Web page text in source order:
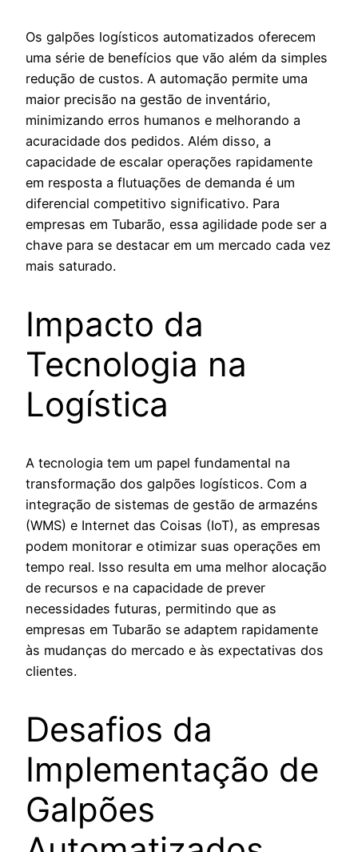
Os galpões logísticos automatizados oferecem
uma série de benefícios que vão além da simples
redução de custos. A automação permite uma
maior precisão na gestão de inventário,
minimizando erros humanos e melhorando a
acuracidade dos pedidos. Além disso, a
capacidade de escalar operações rapidamente
em resposta a flutuações de demanda é um
diferencial competitivo significativo. Para
empresas em Tubarão, essa agilidade pode ser a
chave para se destacar em um mercado cada vez
mais saturado.
Impacto da
Tecnologia na
Logística
A tecnologia tem um papel fundamental na
transformação dos galpões logísticos. Com a
integração de sistemas de gestão de armazéns
(WMS) e Internet das Coisas (IoT), as empresas
podem monitorar e otimizar suas operações em
tempo real. Isso resulta em uma melhor alocação
de recursos e na capacidade de prever
necessidades futuras, permitindo que as
empresas em Tubarão se adaptem rapidamente
às mudanças do mercado e às expectativas dos
clientes.
Desafios da
Implementação de
Galpões